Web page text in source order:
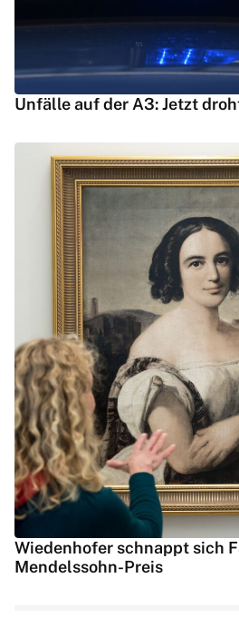
Unfälle auf der A3: Jetzt
Wiedenhofer schnappt sich
Mendelssohn-Preis